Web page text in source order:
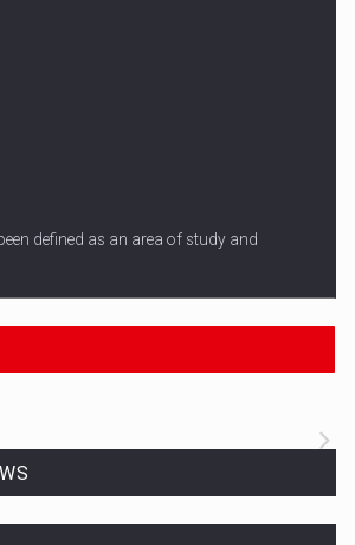
defined as an area of study and
SPORTS NEWS FROM